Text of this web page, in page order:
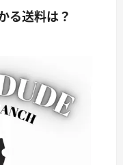
る送料は？